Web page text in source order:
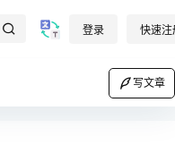
登录 快速注
写文章